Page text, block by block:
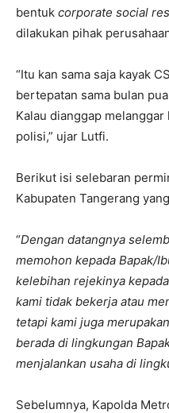
bentuk corporate social
dilakukan pihak
“Itu kan sama saja kayak
bertepatan sama bulan
Kalau dianggap
polisi,” ujar Lutfi.
Berikut isi selebaran
Kabupaten Tangerang
“Dengan datangnya
memohon kepada Bapak/
kelebihan rejekinya
kami tidak bekerja atau
tetapi kami juga
berada di lingkungan
menjalankan usaha di
Sebelumnya, Kapolda